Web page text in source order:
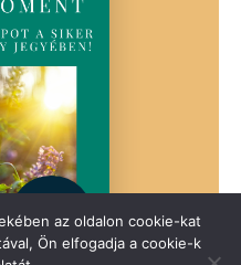
Ajándékaz oldalon cookie-kat
Ön elfogadja a cookie-k